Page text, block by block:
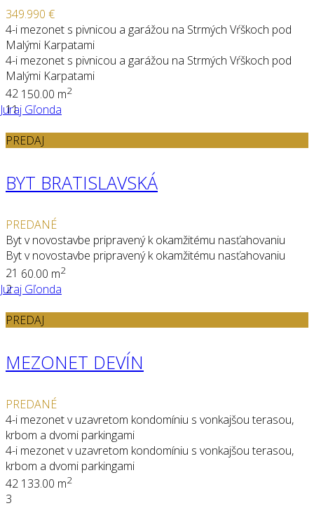
349.990 €
4-i mezonet s pivnicou a garážou na Strmých Vŕškoch pod
Malými Karpatami
4-i mezonet s pivnicou a garážou na Strmých Vŕškoch pod
Malými Karpatami
42 150.00 m2
Juraj Gľonda
11
PREDAJ
BYT BRATISLAVSKÁ
PREDANÉ
Byt v novostavbe pripravený k okamžitému nasťahovaniu
Byt v novostavbe pripravený k okamžitému nasťahovaniu
21 60.00 m2
Juraj Gľonda
2
PREDAJ
MEZONET DEVÍN
PREDANÉ
4-i mezonet v uzavretom kondomíniu s vonkajšou terasou,
krbom a dvomi parkingami
4-i mezonet v uzavretom kondomíniu s vonkajšou terasou,
krbom a dvomi parkingami
42 133.00 m2
3